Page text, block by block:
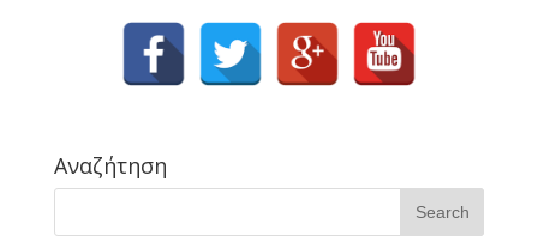
Αναζήτηση